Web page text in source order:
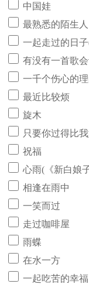
中国娃
最熟悉的陌生人
一起走过的日
有没有一首歌
一千个伤心的
最近比较烦
旋木
只要你过得比
祝福
心雨(《新白娘
相逢在雨中
一笑而过
走过咖啡屋
雨蝶
在水一方
一起吃苦的幸福